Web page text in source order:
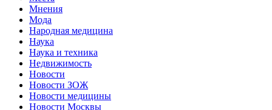
Мнения
Мода
Народная медицина
Наука
Наука и техника
Недвижимость
Новости
Новости ЗОЖ
Новости медицины
Новости Москвы